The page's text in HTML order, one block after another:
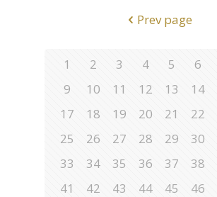
Prev page
1 2 3 4 5 6
9
10 11 12 13 14
17
18 19 20 21 22
25
26 27 28 29 30
33
34 35 36 37 38
41
42 43 44 45 46